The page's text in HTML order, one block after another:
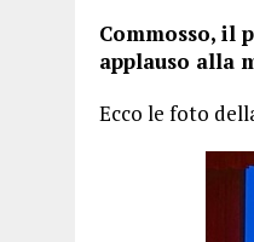
Commosso, il
applauso alla
Ecco le foto